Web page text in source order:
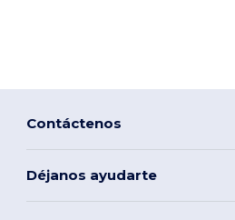
Contáctenos
Déjanos ayudarte